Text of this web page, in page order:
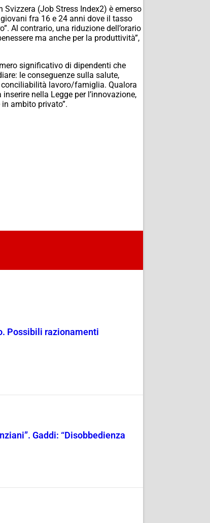
(Job Stress Index2) è emerso
fra 16 e 24 anni dove il tasso
Al contrario, una riduzione dell’orario
ma anche per la produttività”,
significativo di dipendenti che
le conseguenze sulla salute,
lavoro/famiglia. Qualora
nella Legge per l’innovazione,
ambito privato”.
Possibili razionamenti
Gaddi: “Disobbedienza